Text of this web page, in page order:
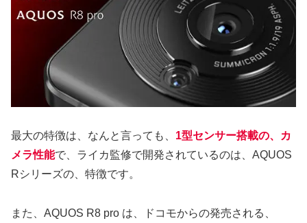
最大の特徴は、なんと言っても、 1型センサー搭載の、カ
メラ性能で、ライカ監修で開発されているのは、AQUOS
Rシリーズの、特徴です。
また、AQUOS R8 pro は、ドコモからの発売される、